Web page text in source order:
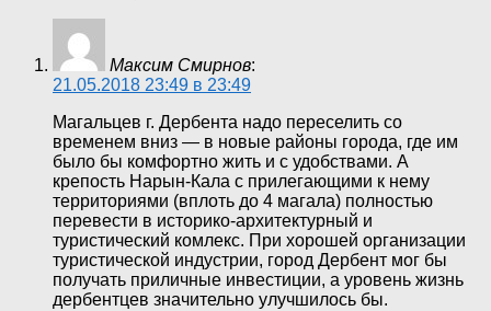
Максим Смирнов:
21.05.2018 23:49 в 23:49
Магальцев г. Дербента надо переселить со
временем вниз — в новые районы города, где им
было бы комфортно жить и с удобствами. А
крепость Нарын-Кала с прилегающими к нему
территориями (вплоть до 4 магала) полностью
перевести в историко-архитектурный и
туристический комлекс. При хорошей организации
туристической индустрии, город Дербент мог бы
получать приличные инвестиции, а уровень жизнь
дербентцев значительно улучшилось бы.